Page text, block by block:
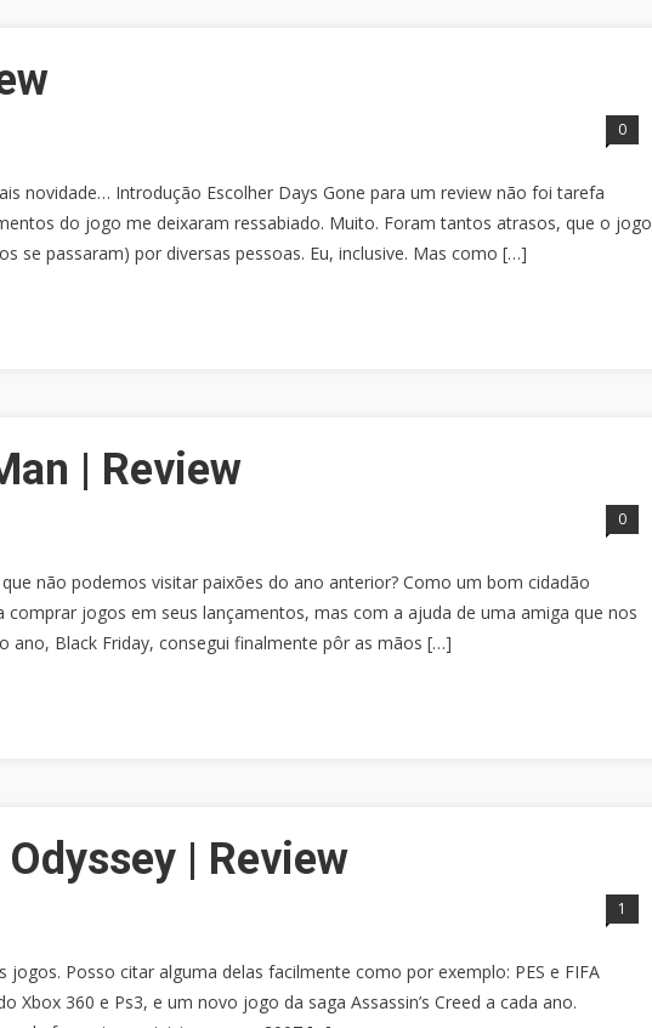
0
novidade… Introdução Escolher Days Gone para um review não foi tarefa
do jogo me deixaram ressabiado. Muito. Foram tantos atrasos, que o jogo
se passaram) por diversas pessoas. Eu, inclusive. Mas como […]
| Review
0
não podemos visitar paixões do ano anterior? Como um bom cidadão
jogos em seus lançamentos, mas com a ajuda de uma amiga que nos
ano, Black Friday, consegui finalmente pôr as mãos […]
| Review
1
Posso citar alguma delas facilmente como por exemplo: PES e FIFA
Xbox 360 e Ps3, e um novo jogo da saga Assassin’s Creed a cada ano.